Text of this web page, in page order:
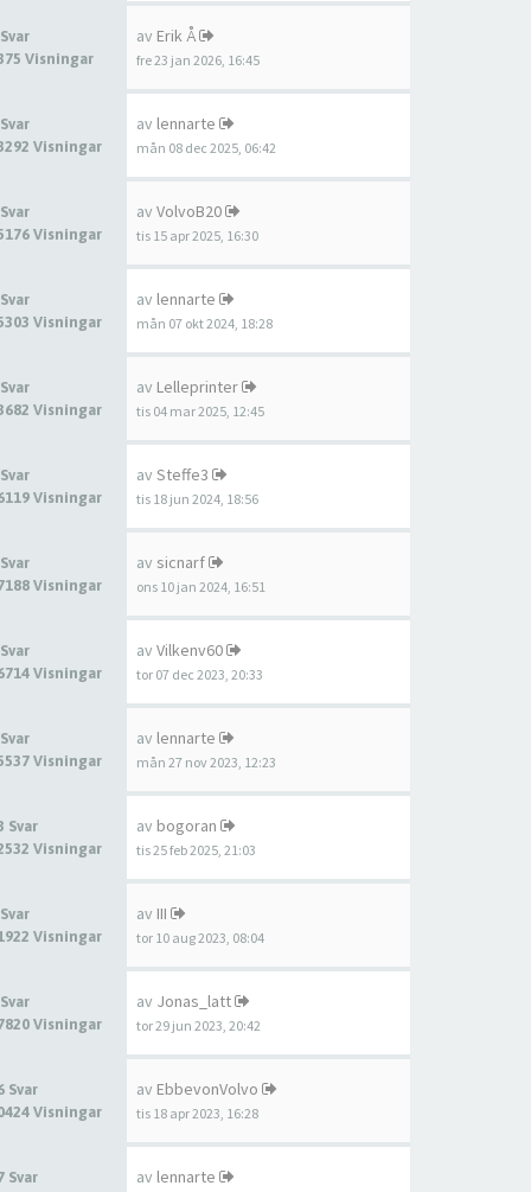
Visningar
av Erik Å
fre 23 jan 2026, 16:45
Visningar
av lennarte
mån 08 dec 2025, 06:42
Visningar
av VolvoB20
tis 15 apr 2025, 16:30
Visningar
av lennarte
mån 07 okt 2024, 18:28
Visningar
av Lelleprinter
tis 04 mar 2025, 12:45
Visningar
av Steffe3
tis 18 jun 2024, 18:56
Visningar
av sicnarf
ons 10 jan 2024, 16:51
Visningar
av Vilkenv60
tor 07 dec 2023, 20:33
Visningar
av lennarte
mån 27 nov 2023, 12:23
Svar
Visningar
av bogoran
tis 25 feb 2025, 21:03
Visningar
av III
tor 10 aug 2023, 08:04
Visningar
av Jonas_latt
tor 29 jun 2023, 20:42
Svar
Visningar
av EbbevonVolvo
tis 18 apr 2023, 16:28
Svar
av lennarte